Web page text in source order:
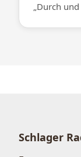
„Durch und
Schlager